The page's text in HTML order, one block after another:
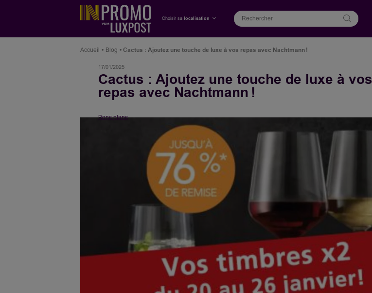
Choisir sa localisation
Accueil Blog Cactus : Ajoutez une touche de luxe à vos repas avec Nachtmann !
17/01/2025
Cactus : Ajoutez une touche de luxe à vos
repas avec Nachtmann !
Bons plans